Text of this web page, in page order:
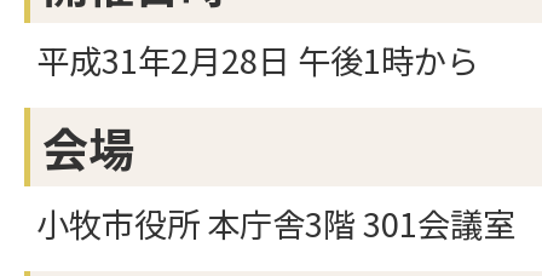
平成31年2月28日 午後1時から
会場
小牧市役所 本庁舎3階 301会議室